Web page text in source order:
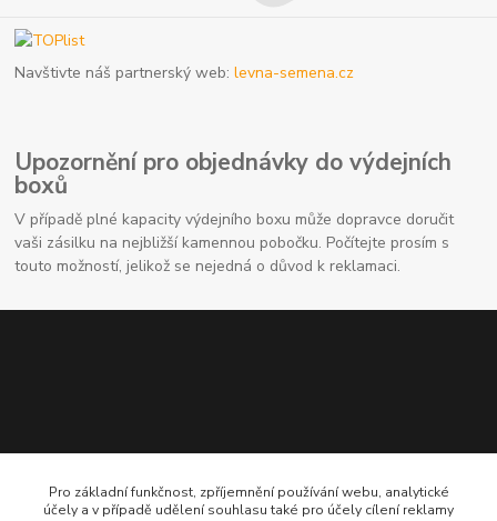
Navštivte náš partnerský web:levna-semena.cz
Upozornění pro objednávky do výdejních
boxů
V případě plné kapacity výdejního boxu může dopravce doručit
vaši zásilku na nejbližší kamennou pobočku. Počítejte prosím s
touto možností, jelikož se nejedná o důvod k reklamaci.
Kontaktní údaje
Pro základní funkčnost, zpříjemnění používání webu, analytické
účely a v případě udělení souhlasu také pro účely cílení reklamy